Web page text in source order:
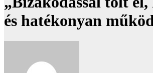
és hatékonyan